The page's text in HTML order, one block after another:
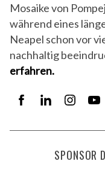
Mosaike von
während eines
Neapel schon vor
nachhaltig
erfahren.
SPONSOR